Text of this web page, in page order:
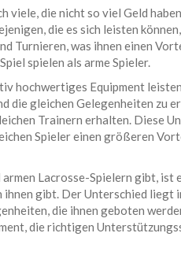
viele, die nicht so viel Geld
die es sich leisten
Turnieren, was ihnen einen
spielen als arme Spieler.
hochwertiges Equipment
die gleichen Gelegenheiten zu
Trainern erhalten. Diese
Spieler einen größeren
Lacrosse-Spielern gibt, ist
ihnen gibt. Der Unterschied
die ihnen geboten
die richtigen